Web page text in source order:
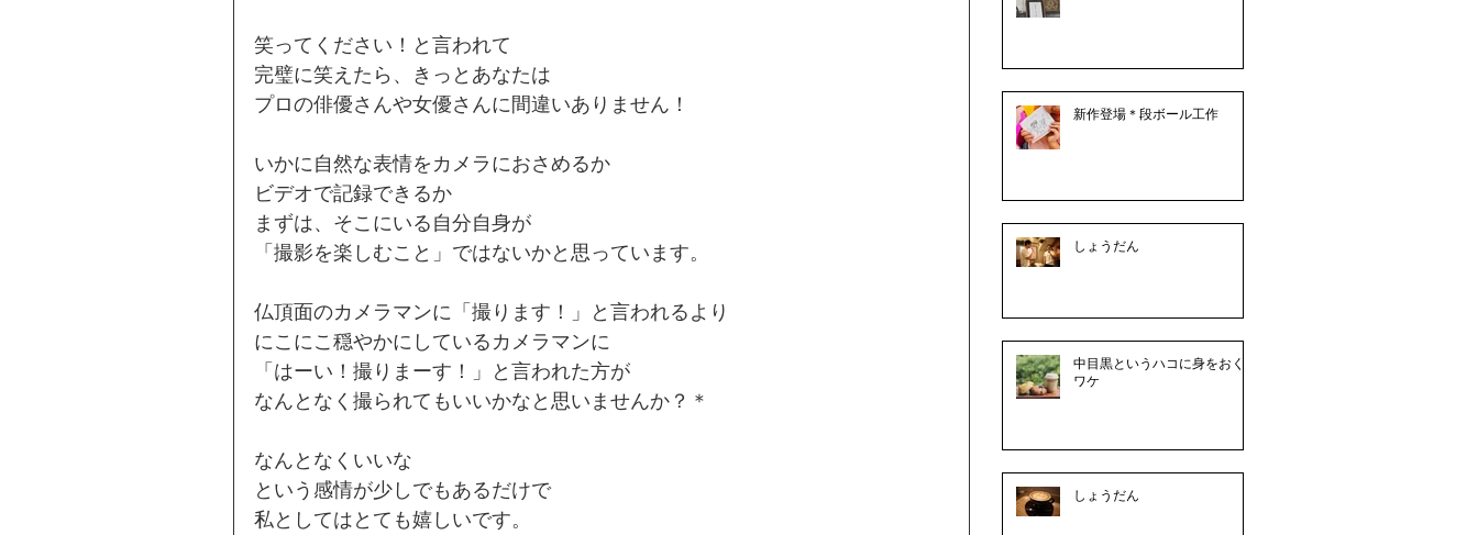
笑ってください！と言われて
完璧に笑えたら、きっとあなたは
プロの俳優さんや女優さんに間違いありません！
いかに自然な表情をカメラにおさめるか
ビデオで記録できるか
まずは、そこにいる自分自身が
「撮影を楽しむこと」ではないかと思っています。
仏頂面のカメラマンに「撮ります！」と言われるより
にこにこ穏やかにしているカメラマンに
「はーい！撮りまーす！」と言われた方が
なんとなく撮られてもいいかなと思いませんか？＊
なんとなくいいな
という感情が少しでもあるだけで
私としてはとても嬉しいです。
新作登場＊段ボール工作
しょうだん
中目黒というハコに身をおく
ワケ
しょうだん